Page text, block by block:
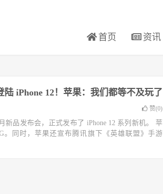
首页 资讯
陆 iPhone 12！苹果：我们都等不及玩了
赞(0)
新品发布会，正式发布了 iPhone 12 系列新机。 苹
。同时，苹果还宣布腾讯旗下《英雄联盟》手游